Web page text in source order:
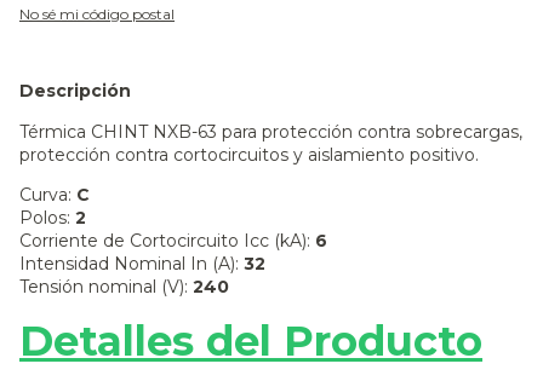
No sé mi código postal
Descripción
Térmica CHINT NXB-63 para protección contra sobrecargas,
protección contra cortocircuitos y aislamiento positivo.
Curva: C
Polos: 2
Corriente de Cortocircuito Icc (kA): 6
Intensidad Nominal In (A): 32
Tensión nominal (V): 240
Detalles del Producto